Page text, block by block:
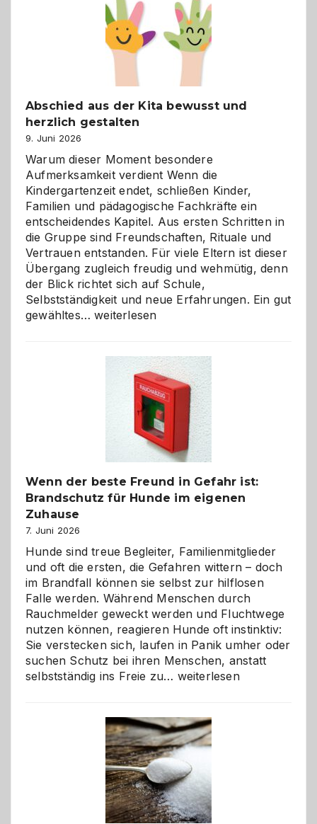
verstehen
Abschied aus der Kita bewusst und
herzlich gestalten
9. Juni 2026
Warum dieser Moment besondere
Aufmerksamkeit verdient Wenn die
Kindergartenzeit endet, schließen Kinder,
Familien und pädagogische Fachkräfte ein
entscheidendes Kapitel. Aus ersten Schritten in
die Gruppe sind Freundschaften, Rituale und
Vertrauen entstanden. Für viele Eltern ist dieser
Übergang zugleich freudig und wehmütig, denn
der Blick richtet sich auf Schule,
Selbstständigkeit und neue Erfahrungen. Ein gut
gewähltes…Abschied
bewusst
herzlich
gestalten
weiterlesen
Wenn der beste Freund in Gefahr ist:
Brandschutz für Hunde im eigenen
Zuhause
7. Juni 2026
Hunde sind treue Begleiter, Familienmitglieder
und oft die ersten, die Gefahren wittern – doch
im Brandfall können sie selbst zur hilflosen
Falle werden. Während Menschen durch
Rauchmelder geweckt werden und Fluchtwege
nutzen können, reagieren Hunde oft instinktiv:
Sie verstecken sich, laufen in Panik umher oder
suchen Schutz bei ihren Menschen, anstatt
selbstständig ins Freie zu… Wenn
Freund
in
Gefahr
ist:
Brandschutz
für
Hunde
weiterlesen